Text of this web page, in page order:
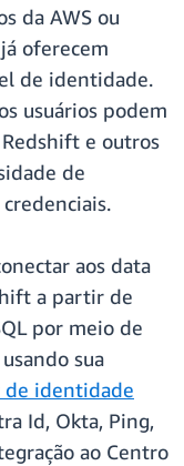
da AWS ou
oferecem
de identidade.
usuários podem
e outros
de
aos data
a partir de
por meio de
sua
de identidade
Id, Okta, Ping,
ao Centro